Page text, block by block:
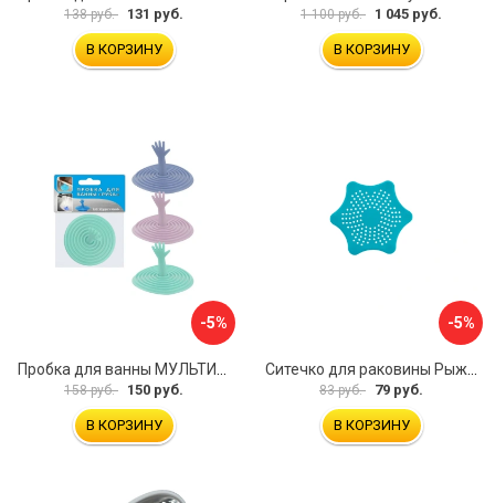
138 руб. 131 руб.
В КОРЗИНУ
1 100 руб. 1 045 руб.
В КОРЗИНУ
-5%
Пробка для ванны МУЛЬТИДОМ Пастель VL34-11
158 руб. 150 руб.
В КОРЗИНУ
-5%
Ситечко для раковины Рыжий кот Морская Звезда 103659
83 руб. 79 руб.
В КОРЗИНУ